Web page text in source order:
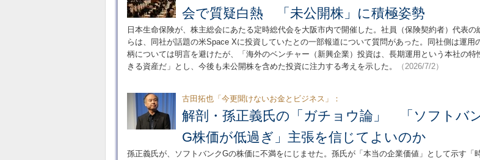
会で質疑白熱 「未公開株」に積極姿勢
日本生命保険が、株主総会にあたる定時総代会を大阪市内で開催した。社員（保険契約者）代表の
らは、同社が話題の米Space Xに投資していたとの一部報道について質問があった。同社側は運用
柄については明言を避けたが、「海外のベンチャー（新興企業）投資は、長期運用という本社の特
きる資産だ」とし、今後も未公開株を含めた投資に注力する考えを示した。
（2026/7/2）
古田拓也「今更聞けないお金とビジネス」：
解剖・孫正義氏の「ガチョウ論」 「ソフトバ
G株価が低過ぎ」主張を信じてよいのか
孫正義氏が、ソフトバンクGの株価に不満をにじませた。孫氏が「本当の企業価値」として示す「